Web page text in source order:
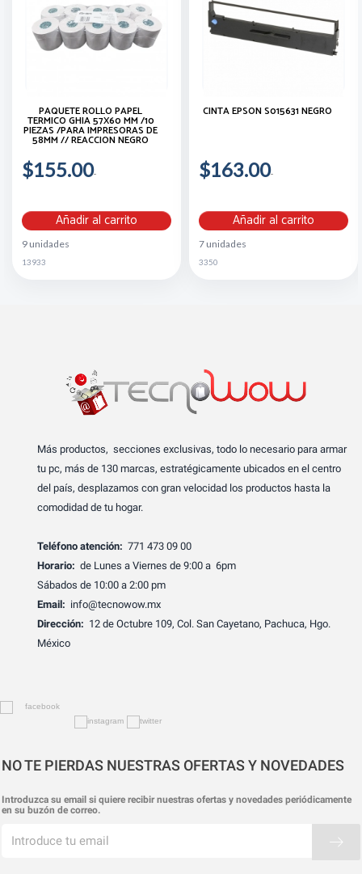
PAQUETE ROLLO PAPEL
TERMICO GHIA 57X60 MM /10
PIEZAS /PARA IMPRESORAS DE
58MM // REACCION NEGRO
$155.00
Añadir al carrito
9 unidades
13933
CINTA EPSON S015631 NEGRO
$163.00
Añadir al carrito
7 unidades
3350
Más productos, secciones exclusivas, todo lo necesario para armar
tu pc, más de 130 marcas, estratégicamente ubicados en el centro
del país, desplazamos con gran velocidad los productos hasta la
comodidad de tu hogar.
Teléfono atención: 771 473 09 00
Horario: de Lunes a Viernes de 9:00 a 6pm
Sábados de 10:00 a 2:00 pm
Email: info@tecnowow.mx
Dirección: 12 de Octubre 109, Col. San Cayetano, Pachuca, Hgo.
México
NO TE PIERDAS NUESTRAS OFERTAS Y NOVEDADES
Introduzca su email si quiere recibir nuestras ofertas y novedades periódicamente
en su buzón de correo.